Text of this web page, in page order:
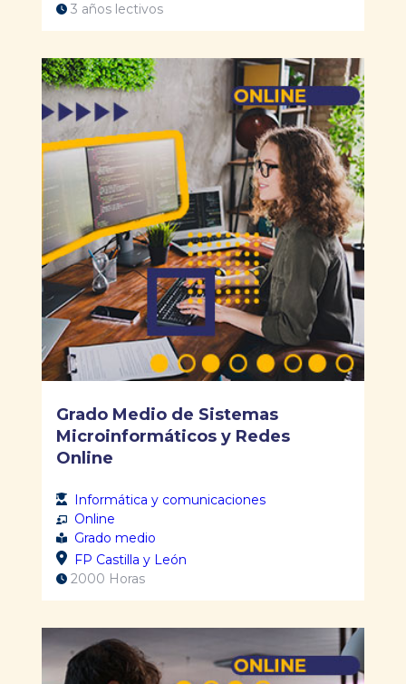
3 años lectivos
Grado Medio de Sistemas
Microinformáticos y Redes
Online
Informática y comunicaciones
Online
Grado medio
FP Castilla y León
2000 Horas